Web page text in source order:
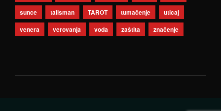
sunce
talisman TAROT tumačenje
uticaj
venera
verovanja voda zaštita značenje